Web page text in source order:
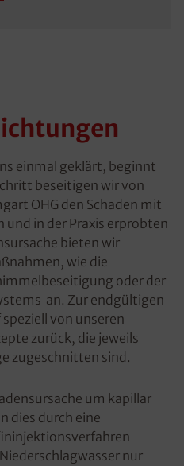
einmal geklärt, beginnt
beseitigen wir von
OHG den Schaden mit
in der Praxis erprobten
bieten wir
wie die
oder der
an. Zur endgültigen
von unseren
zurück, die jeweils
zugeschnitten sind.
um kapillar
dies durch eine
nur